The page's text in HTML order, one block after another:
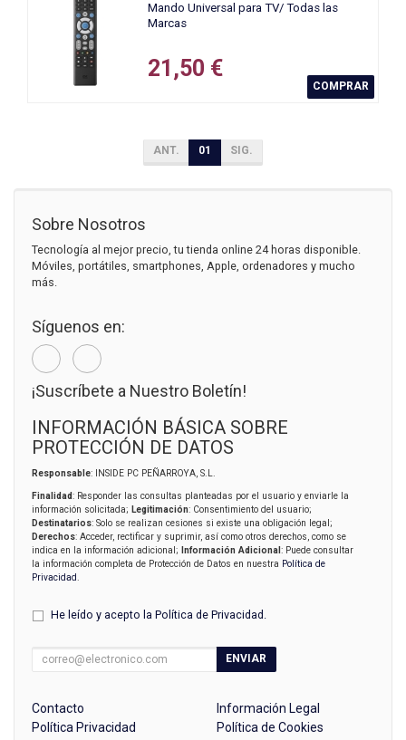
Mando Universal para TV/ Todas las
Marcas
21,50 €
COMPRAR
ANT. 01 SIG.
Sobre Nosotros
Tecnología al mejor precio, tu tienda online 24 horas disponible.
Móviles, portátiles, smartphones, Apple, ordenadores y mucho
más.
Síguenos en:
¡Suscríbete a Nuestro Boletín!
INFORMACIÓN BÁSICA SOBRE
PROTECCIÓN DE DATOS
Responsable: INSIDE PC PEÑARROYA, S.L.
Finalidad: Responder las consultas planteadas por el usuario y enviarle la
información solicitada; Legitimación: Consentimiento del usuario;
Destinatarios: Solo se realizan cesiones si existe una obligación legal;
Derechos: Acceder, rectificar y suprimir, así como otros derechos, como se
indica en la información adicional;
Información Adicional : Puede consultar
la información completa de Protección de Datos en nuestra Política de
Privacidad
He leído y acepto la Política de Privacidad .
ENVIAR
Contacto
Información Legal
Política Privacidad
Política de Cookies